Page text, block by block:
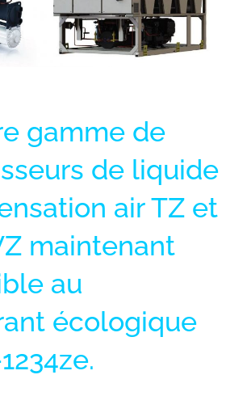
gamme de
de liquide
air TZ et
maintenant
au
écologique